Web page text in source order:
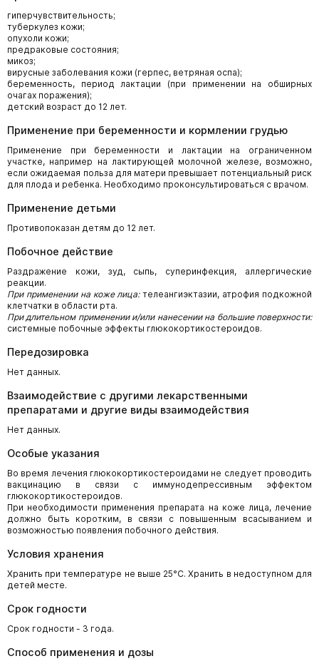
гиперчувствительность;
туберкулез кожи;
опухоли кожи;
предраковые состояния;
микоз;
вирусные заболевания кожи (герпес, ветряная оспа);
беременность, период лактации (при применении на обширных
очагах поражения);
детский возраст до 12 лет.
Применение при беременности и кормлении грудью
Применение при беременности и лактации на ограниченном
участке, например на лактирующей молочной железе, возможно,
если ожидаемая польза для матери превышает потенциальный риск
для плода и ребенка. Необходимо проконсультироваться с врачом.
Применение детьми
Противопоказан детям до 12 лет.
Побочное действие
Раздражение кожи, зуд, сыпь, суперинфекция, аллергические
реакции.
При применении на коже лица:телеангиэктазии, атрофия подкожной
клетчатки в области рта.
При длительном применении и/или нанесении на большие поверхности:
системные побочные эффекты глюкокортикостероидов.
Передозировка
Нет данных.
Взаимодействие с другими лекарственными
препаратами и другие виды взаимодействия
Нет данных.
Особые указания
Во время лечения глюкокортикостероидами не следует проводить
вакцинацию в связи с иммунодепрессивным эффектом
глюкокортикостероидов.
При необходимости применения препарата на коже лица, лечение
должно быть коротким, в связи с повышенным всасыванием и
возможностью появления побочного действия.
Условия хранения
Хранить при температуре не выше 25°С. Хранить в недоступном для
детей месте.
Срок годности
Срок годности - 3 года.
Способ применения и дозы